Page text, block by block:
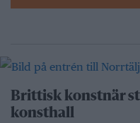
Brittisk konstnär
konsthall